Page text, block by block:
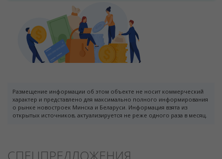
Размещение информации об этом объекте не носит коммерческий
характер и представлено для максимально полного информирования
о рынке новостроек Минска и Беларуси. Информация взята из
открытых источников, актуализируется не реже одного раза в месяц.
СПЕЦПРЕДЛОЖЕНИЯ